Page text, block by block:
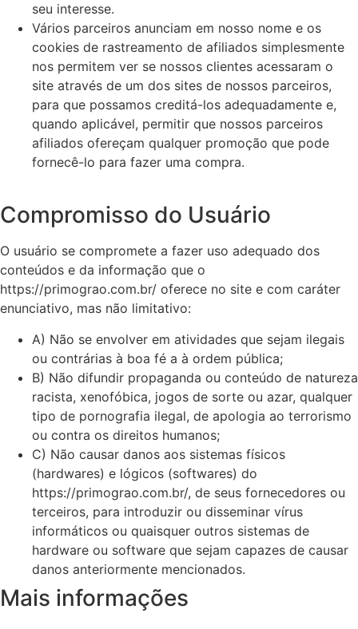
seu interesse.
Vários parceiros anunciam em nosso nome e os
cookies de rastreamento de afiliados simplesmente
nos permitem ver se nossos clientes acessaram o
site através de um dos sites de nossos parceiros,
para que possamos creditá-los adequadamente e,
quando aplicável, permitir que nossos parceiros
afiliados ofereçam qualquer promoção que pode
fornecê-lo para fazer uma compra.
Compromisso do Usuário
O usuário se compromete a fazer uso adequado dos
conteúdos e da informação que o
https://primograo.com.br/ oferece no site e com caráter
enunciativo, mas não limitativo:
A) Não se envolver em atividades que sejam ilegais
ou contrárias à boa fé a à ordem pública;
B) Não difundir propaganda ou conteúdo de natureza
racista, xenofóbica, jogos de sorte ou azar, qualquer
tipo de pornografia ilegal, de apologia ao terrorismo
ou contra os direitos humanos;
C) Não causar danos aos sistemas físicos
(hardwares) e lógicos (softwares) do
https://primograo.com.br/, de seus fornecedores ou
terceiros, para introduzir ou disseminar vírus
informáticos ou quaisquer outros sistemas de
hardware ou software que sejam capazes de causar
danos anteriormente mencionados.
Mais informações